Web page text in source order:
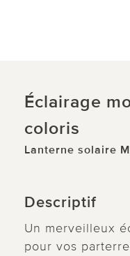
Éclairage
coloris
Lanterne solaire
Descriptif
Un merveilleux
pour vos